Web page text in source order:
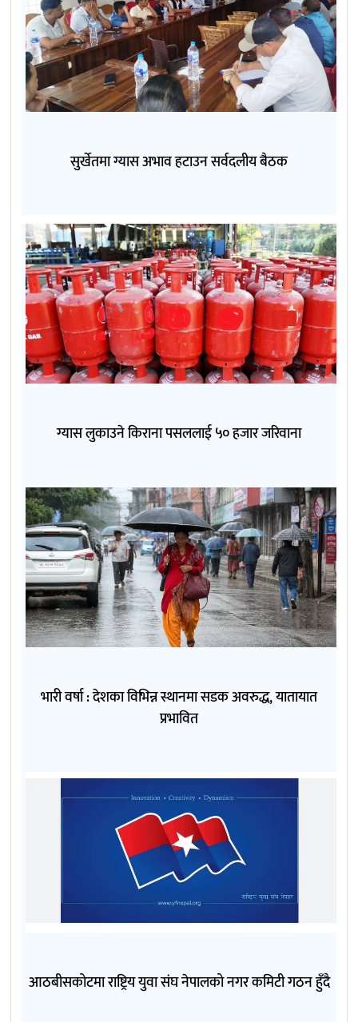
सुर्खेतमा ग्यास अभाव हटाउन सर्वदलीय बैठक
ग्यास लुकाउने किराना पसललाई ५० हजार जरिवाना
भारी वर्षा : देशका विभिन्न स्थानमा सडक अवरुद्ध, यातायात
प्रभावित
आठबीसकोटमा राष्ट्रिय युवा संघ नेपालको नगर कमिटी गठन हुँदै